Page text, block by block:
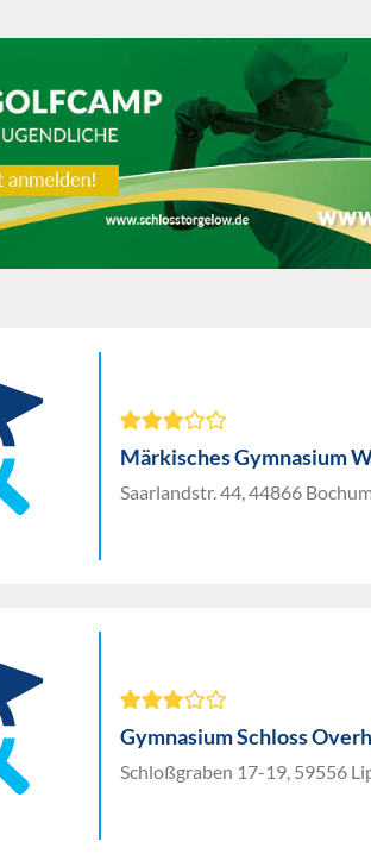
Märkisches Gymnasium
Saarlandstr. 44, 44866 Bochum
Gymnasium Schloss
Schloßgraben 17-19, 59556